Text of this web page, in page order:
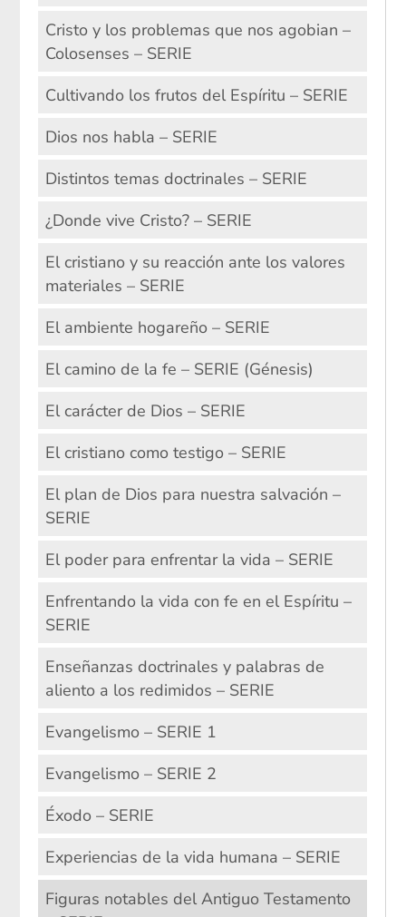
Cristo y los problemas que nos agobian –
Colosenses – SERIE
Cultivando los frutos del Espíritu – SERIE
Dios nos habla – SERIE
Distintos temas doctrinales – SERIE
¿Donde vive Cristo? – SERIE
El cristiano y su reacción ante los valores
materiales – SERIE
El ambiente hogareño – SERIE
El camino de la fe – SERIE (Génesis)
El carácter de Dios – SERIE
El cristiano como testigo – SERIE
El plan de Dios para nuestra salvación –
SERIE
El poder para enfrentar la vida – SERIE
Enfrentando la vida con fe en el Espíritu –
SERIE
Enseñanzas doctrinales y palabras de
aliento a los redimidos – SERIE
Evangelismo – SERIE 1
Evangelismo – SERIE 2
Éxodo – SERIE
Experiencias de la vida humana – SERIE
Figuras notables del Antiguo Testamento